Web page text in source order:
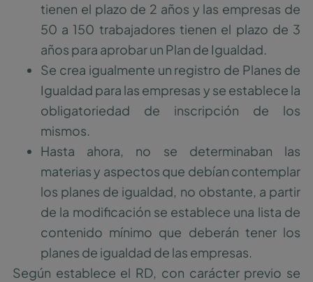
tienen el plazo de 2 años y las empresas de
50 a 150 trabajadores tienen el plazo de 3
años para aprobar un Plan de Igualdad.
Se crea igualmente un registro de Planes de
Igualdad para las empresas y se establece la
obligatoriedad de inscripción de los
mismos.
Hasta ahora, no se determinaban las
materias y aspectos que debían contemplar
los planes de igualdad, no obstante, a partir
de la modificación se establece una lista de
contenido mínimo que deberán tener los
planes de igualdad de las empresas.
Según establece el RD, con carácter previo se